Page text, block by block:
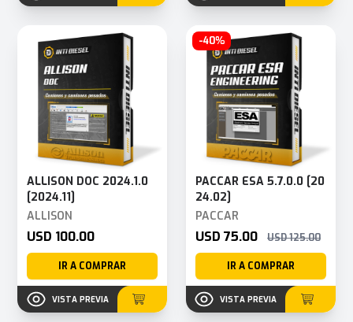
ALLISON DOC 2024.1.0
[2024.11]
ALLISON
USD 100.00
IR A COMPRAR
VISTA PREVIA
-40%
PACCAR ESA 5.7.0.0 [20
24.02]
PACCAR
USD 75.00 USD 125.00
IR A COMPRAR
VISTA PREVIA